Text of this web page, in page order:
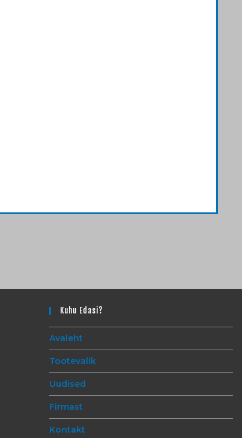
Kuhu Edasi?
Avaleht
Tootevalik
Uudised
Firmast
Kontakt